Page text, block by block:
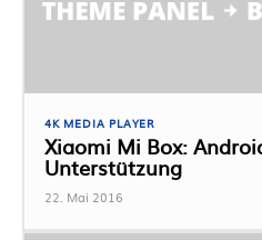
4K MEDIA PLAYER
Xiaomi Mi Box:
Unterstützung
22. Mai 2016